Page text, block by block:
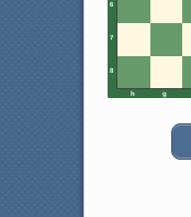
6
7
8
h g